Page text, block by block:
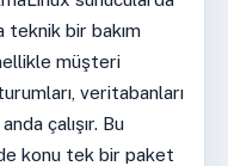
teknik bir bakım
müşteri
veritabanları
çalışır. Bu
konu tek bir paket